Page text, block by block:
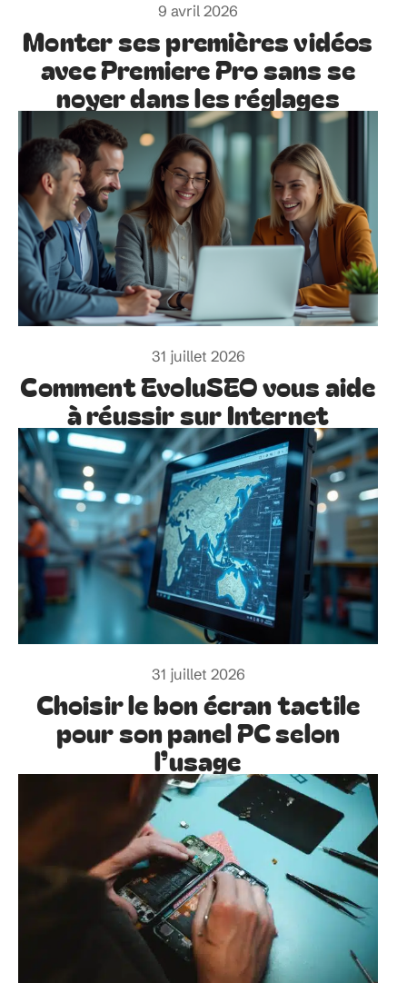
9 avril 2026
Monter ses premières vidéos
avec Premiere Pro sans se
noyer dans les réglages
31 juillet 2026
Comment EvoluSEO vous aide
à réussir sur Internet
31 juillet 2026
Choisir le bon écran tactile
pour son panel PC selon
l’usage